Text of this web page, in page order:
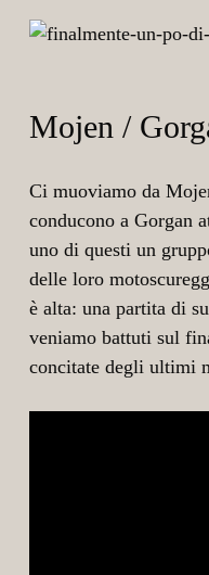
Mojen /
Ci muoviamo da
conducono a Gorgan
uno di questi un
delle loro
è alta: una partita di
veniamo battuti sul
concitate degli ultimi